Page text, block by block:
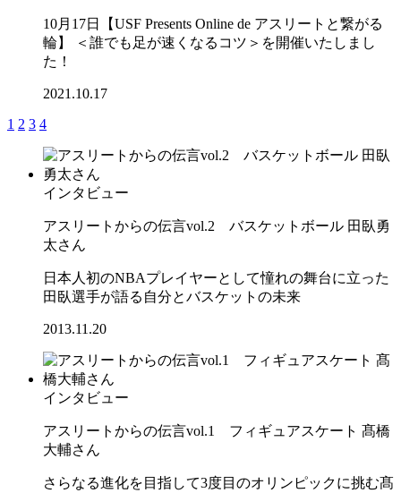
10月17日【USF Presents Online de アスリートと繋がる
輪】 ＜誰でも足が速くなるコツ＞を開催いたしまし
た！
2021.10.17
1 2 3 4
インタビュー
アスリートからの伝言vol.2 バスケットボール 田臥勇
太さん
日本人初のNBAプレイヤーとして憧れの舞台に立った
田臥選手が語る自分とバスケットの未来
2013.11.20
インタビュー
アスリートからの伝言vol.1 フィギュアスケート 髙橋
大輔さん
さらなる進化を目指して3度目のオリンピックに挑む髙